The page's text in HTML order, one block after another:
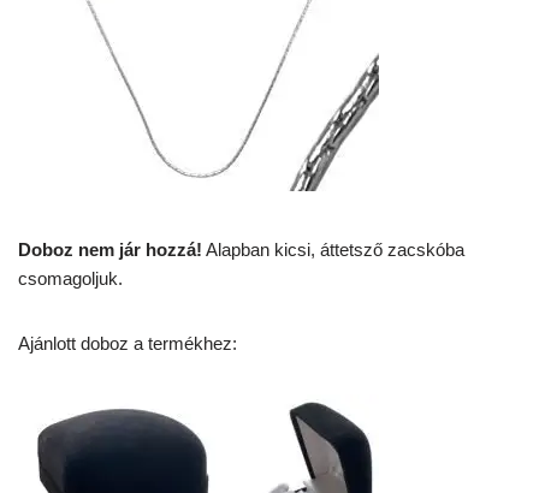
Doboz nem jár hozzá! Alapban kicsi, áttetsző zacskóba
csomagoljuk.
Ajánlott doboz a termékhez: